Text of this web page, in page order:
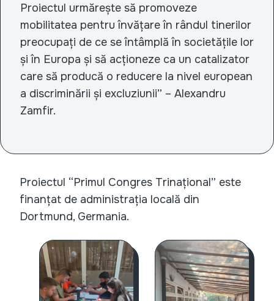
Proiectul urmărește să promoveze
mobilitatea pentru învățare în rândul tinerilor
preocupați de ce se întâmplă în societățile lor
și în Europa și să acționeze ca un catalizator
care să producă o reducere la nivel european
a discriminării și excluziunii” – Alexandru
Zamfir.
Proiectul “Primul Congres Trinațional” este
finanțat de administrația locală din
Dortmund, Germania.